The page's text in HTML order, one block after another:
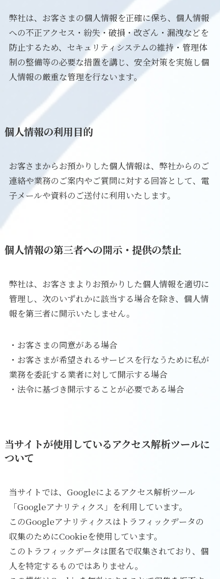
Instagram
Facebook
弊社は、お客さまの個人情報を正確に保ち、個人情報
への不正アクセス・紛失・破損・改ざん・漏洩などを
防止するため、セキュリティシステムの維持・管理体
制の整備等の必要な措置を講じ、安全対策を実施し個
人情報の厳重な管理を行ないます。
個人情報の利用目的
お客さまからお預かりした個人情報は、弊社からのご
連絡や業務のご案内やご質問に対する回答として、電
子メールや資料のご送付に利用いたします。
個人情報の第三者への開示・提供の禁止
弊社は、お客さまよりお預かりした個人情報を適切に
管理し、次のいずれかに該当する場合を除き、個人情
報を第三者に開示いたしません。
・お客さまの同意がある場合
・お客さまが希望されるサービスを行なうために私が
業務を委託する業者に対して開示する場合
・法令に基づき開示することが必要である場合
当サイトが使用しているアクセス解析ツールに
ついて
当サイトでは、Googleによるアクセス解析ツール
「Googleアナリティクス」を利用しています。
このGoogleアナリティクスはトラフィックデータの
収集のためにCookieを使用しています。
このトラフィックデータは匿名で収集されており、個
人を特定するものではありません。